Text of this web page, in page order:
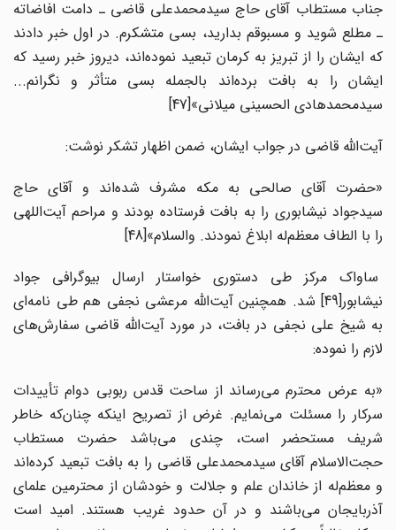
جناب مستطاب آقای حاج سیدمحمدعلی قاضی ـ دامت افاضاته
ـ مطلع شوید و مسبوقم بدارید، بسی متشکرم. در اول خبر دادند
که ایشان را از تبریز به کرمان تبعید نموده‌اند، دیروز خبر رسید که
ایشان را به بافت برده‌اند بالجمله بسی متأثر و نگرانم...
سیدمحمدهادی الحسینی میلانی»[47]
آیت‌الله قاضی در جواب ایشان، ضمن اظهار تشکر نوشت:
«حضرت آقای صالحی به مکه مشرف شده‌اند و آقای حاج
سیدجواد نیشابوری را به بافت فرستاده بودند و مراحم آیت‌اللهی
را با الطاف معظم‌له ابلاغ نمودند. والسلام»[48]
ساواک مرکز طی دستوری خواستار ارسال بیوگرافی جواد
نیشابور
[49] شد. همچنین آیت‌الله مرعشی نجفی هم طی نامه‌ای
به شیخ علی نجفی در بافت، در مورد آیت‌الله قاضی سفارش‌های
لازم را نموده:
«به عرض محترم می‌رساند از ساحت قدس ربوبی دوام تأییدات
سرکار را مسئلت می‌نمایم. غرض از تصریح اینکه چنان‌که خاطر
شریف مستحضر است، چندی می‌باشد حضرت مستطاب
حجت‌الاسلام آقای سیدمحمدعلی قاضی را به بافت تبعید کرده‌اند
و معظم‌له از خاندان علم و جلالت و خودشان از محترمین علمای
آذربایجان می‌باشند و در آن حدود غریب هستند. امید است